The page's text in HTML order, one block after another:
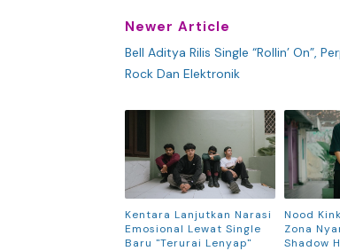
Newer Article
Bell Aditya Rilis Single “Rollin’ On”,
Rock Dan Elektronik
Kentara Lanjutkan Narasi
Emosional Lewat Single
Baru "Terurai Lenyap"
Nood
Zona
Shadow